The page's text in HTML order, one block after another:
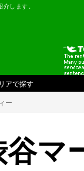
します。
アで探す
ー
マ